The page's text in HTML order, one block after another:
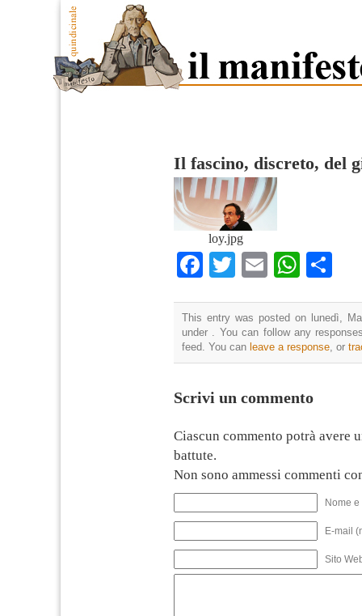
Il fascino, discreto, del
loy.jpg
Facebook
TwitterEmail
This entry was posted on lunedì,
under . You can follow any
feed. You can leave a response, or
Scrivi un commento
Ciascun commento potrà avere
battute.
Non sono ammessi commenti
Nome
E-mail
Sito